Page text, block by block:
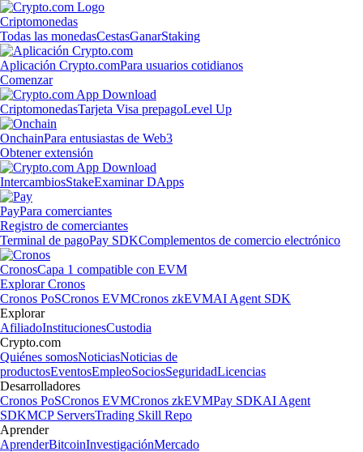
Criptomonedas
Todas las monedasCestasGanarStaking
Aplicación Crypto.comPara usuarios cotidianos
Comenzar
CriptomonedasTarjeta Visa prepagoLevel Up
OnchainPara entusiastas de Web3
Obtener extensión
IntercambiosStakeExaminar DApps
PayPara comerciantes
Registro de comerciantes
Terminal de pagoPay SDKComplementos de comercio electrónico
CronosCapa 1 compatible con EVM
Explorar Cronos
Cronos PoSCronos EVMCronos zkEVMAI Agent SDK
Explorar
AfiliadoInstitucionesCustodia
Crypto.com
Quiénes somosNoticiasNoticias de
productosEventosEmpleoSociosSeguridadLicencias
Desarrolladores
Cronos PoSCronos EVMCronos zkEVMPay SDKAI Agent
SDKMCP ServersTrading Skill Repo
Aprender
AprenderBitcoinInvestigaciónMercado